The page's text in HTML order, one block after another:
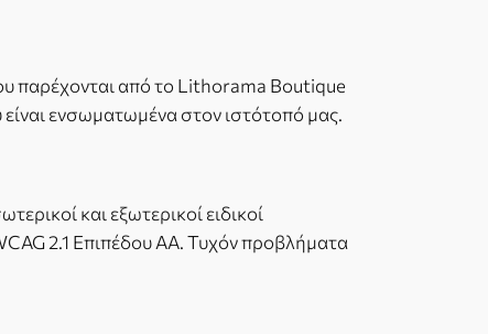
παρέχονται από το Lithorama Boutique
ενσωματωμένα στον ιστότοπό μας.
και εξωτερικοί ειδικοί
2.1 Επιπέδου AA. Τυχόν προβλήματα